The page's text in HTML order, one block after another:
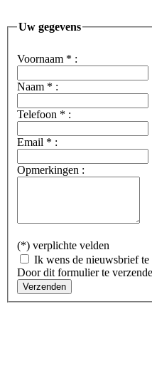
Uw gegevens
Voornaam * :
Naam * :
Telefoon * :
Email * :
Opmerkingen :
(*) verplichte velden
Ik wens de nieuwsbrief te
Door dit formulier te
Verzenden